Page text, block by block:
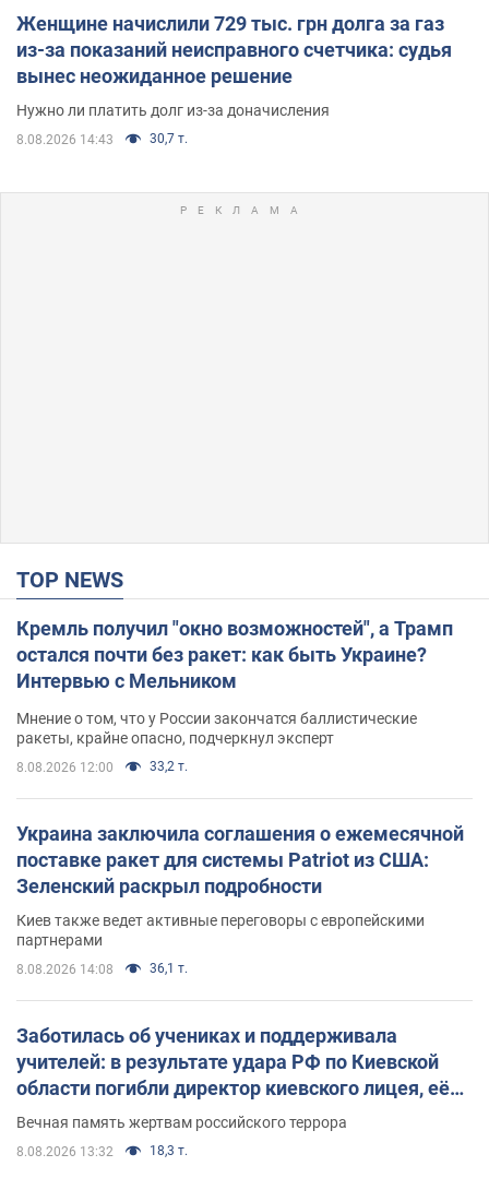
Женщине начислили 729 тыс. грн долга за газ
из-за показаний неисправного счетчика: судья
вынес неожиданное решение
Нужно ли платить долг из-за доначисления
8.08.2026 14:43 30,7 т.
TOP NEWS
Кремль получил "окно возможностей", а Трамп
остался почти без ракет: как быть Украине?
Интервью с Мельником
Мнение о том, что у России закончатся баллистические
ракеты, крайне опасно, подчеркнул эксперт
8.08.2026 12:00 33,2 т.
Украина заключила соглашения о ежемесячной
поставке ракет для системы Patriot из США:
Зеленский раскрыл подробности
Киев также ведет активные переговоры с европейскими
партнерами
8.08.2026 14:08 36,1 т.
Заботилась об учениках и поддерживала
учителей: в результате удара РФ по Киевской
области погибли директор киевского лицея, её
муж и внук
Вечная память жертвам российского террора
8.08.2026 13:32 18,3 т.